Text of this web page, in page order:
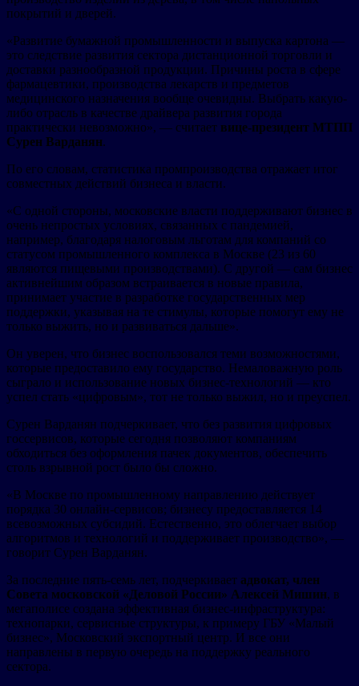
покрытий и дверей.
«Развитие бумажной промышленности и выпуска картона —
это следствие развития сектора дистанционной торговли и
доставки разнообразной продукции. Причины роста в сфере
фармацевтики, производства лекарств и предметов
медицинского назначения вообще очевидны. Выбрать какую-
либо отрасль в качестве драйвера развития города
практически невозможно», — считает вице-президент МТПП
Сурен Варданян.
По его словам, статистика промпроизводства отражает итог
совместных действий бизнеса и власти.
«С одной стороны, московские власти поддерживают бизнес в
очень непростых условиях, связанных с пандемией,
например, благодаря налоговым льготам для компаний со
статусом промышленного комплекса в Москве (23 из 60
являются пищевыми производствами). С другой — сам бизнес
активнейшим образом встраивается в новые правила,
принимает участие в разработке государственных мер
поддержки, указывая на те стимулы, которые помогут ему не
только выжить, но и развиваться дальше».
Он уверен, что бизнес воспользовался теми возможностями,
которые предоставило ему государство. Немаловажную роль
сыграло и использование новых бизнес-технологий — кто
успел стать «цифровым», тот не только выжил, но и преуспел.
Сурен Варданян подчеркивает, что без развития цифровых
госсервисов, которые сегодня позволяют компаниям
обходиться без оформления пачек документов, обеспечить
столь взрывной рост было бы сложно.
«В Москве по промышленному направлению действует
порядка 30 онлайн-сервисов; бизнесу предоставляется 14
всевозможных субсидий. Естественно, это облегчает выбор
алгоритмов и технологий и поддерживает производство», —
говорит Сурен Варданян.
За последние пять-семь лет, подчеркивает адвокат, член
Совета московской «Деловой России» Алексей Мишин, в
мегаполисе создана эффективная бизнес-инфраструктура:
технопарки, сервисные структуры, к примеру ГБУ «Малый
бизнес», Московский экспортный центр. И все они
направлены в первую очередь на поддержку реального
сектора.